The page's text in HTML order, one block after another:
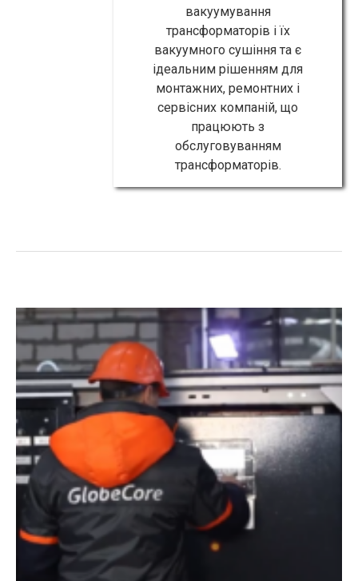
вакуумування
трансформаторів і їх
вакуумного сушіння та є
ідеальним рішенням для
монтажних, ремонтних і
сервісних компаній, що
працюють з
обслуговуванням
трансформаторів.